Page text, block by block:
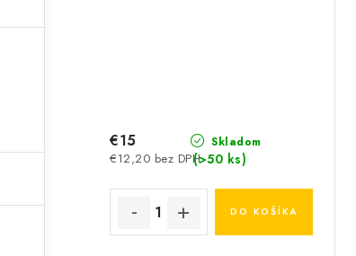
Skladom
(>50 ks)
€12,20 bez DPH
€15
DO KOŠÍKA